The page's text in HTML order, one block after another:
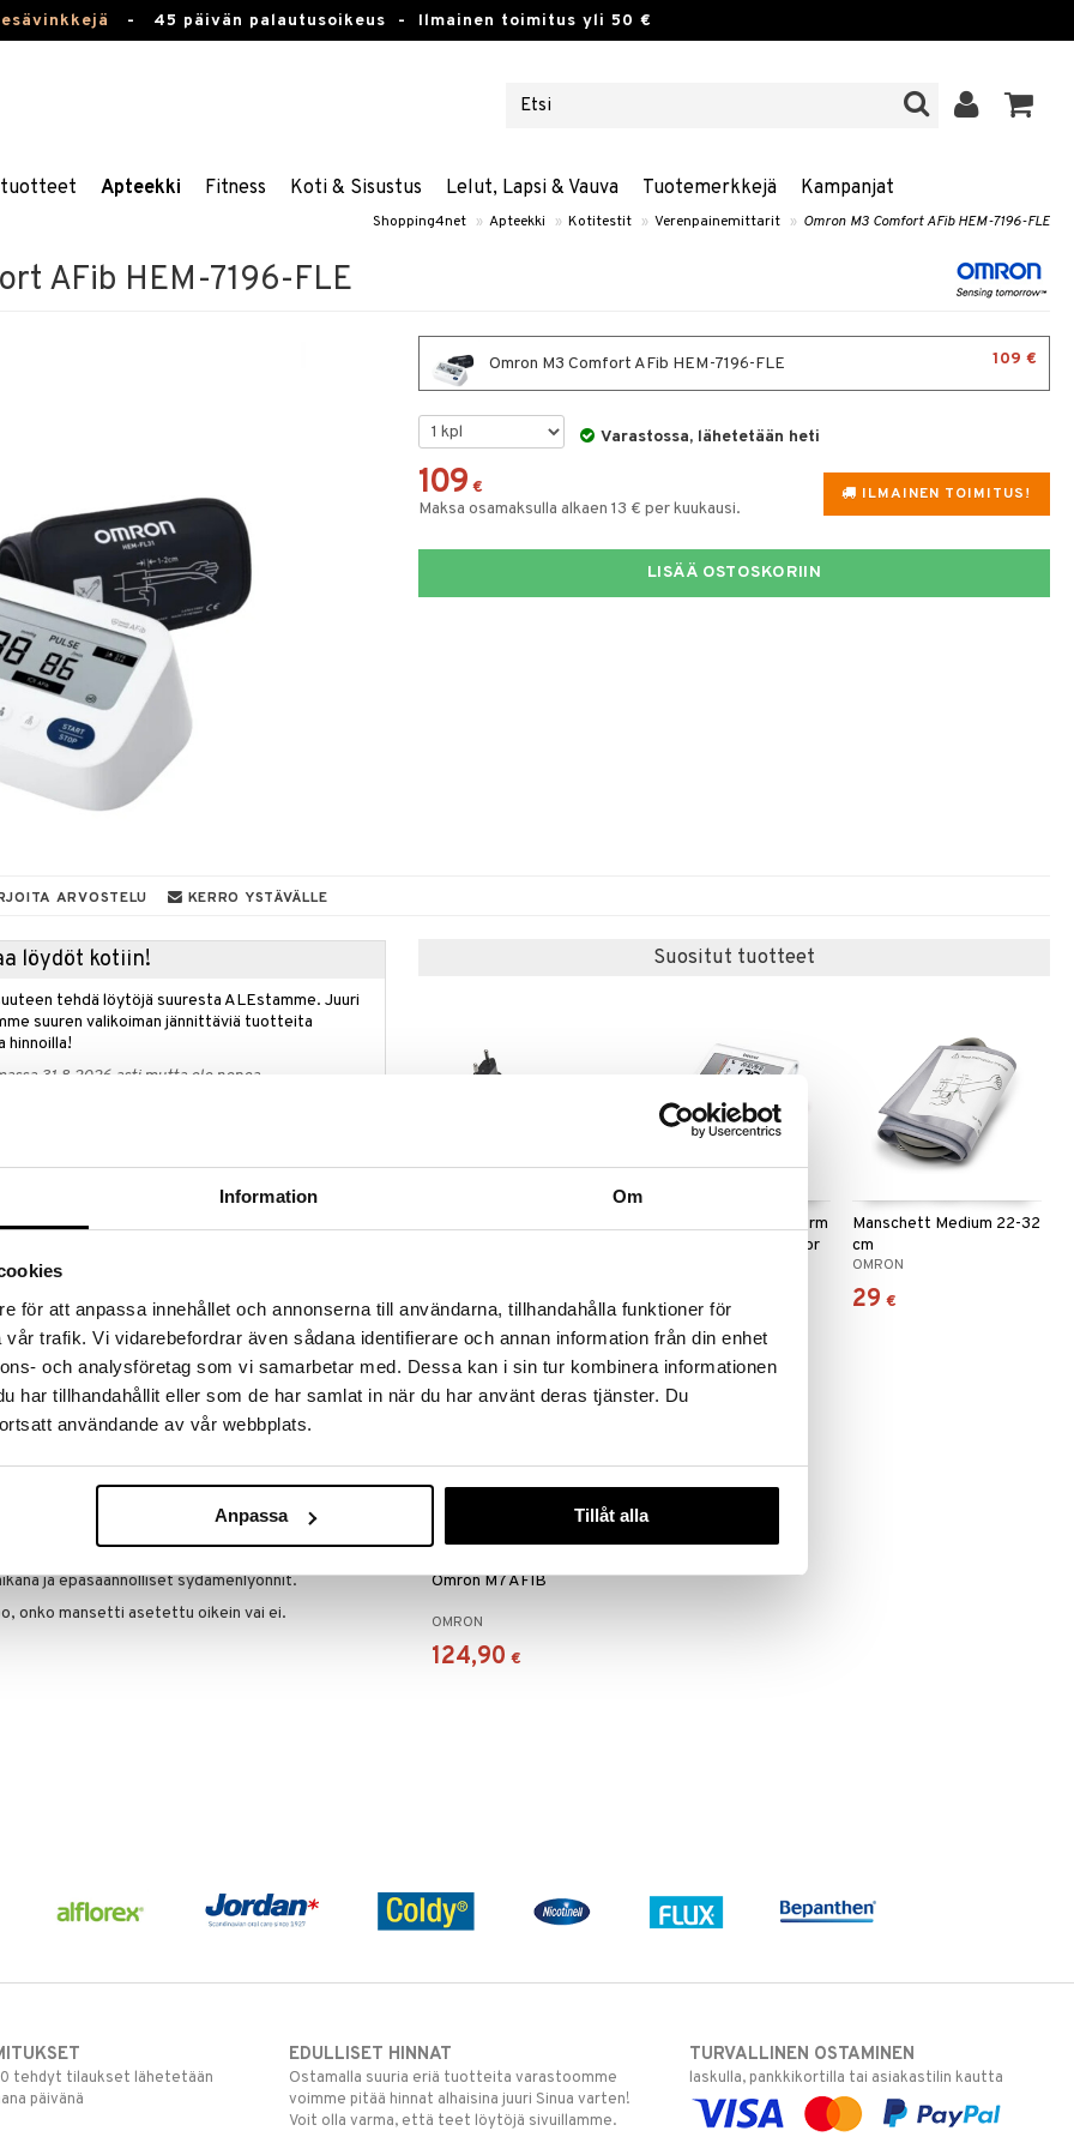
Information Om
för att anpassa innehållet och annonserna till användarna, tillhandahålla funktioner för
trafik. Vi vidarebefordrar även sådana identifierare och annan information från din enhet
och analysföretag som vi samarbetar med. Dessa kan i sin tur kombinera informationen
har tillhandahållit eller som de har samlat in när du har använt deras tjänster. Du
användande av vår webbplats.
Anpassa Tillåt alla
- 45 päivän palautusoikeus - Ilmainen toimitus yli 50 €
Apteekki Fitness Koti & Sisustus Lelut, Lapsi & Vauva Tuotemerkkejä Kampanjat
Shopping4net » Apteekki » Kotitestit » Verenpainemittarit » Omron M3 Comfort AFib HEM-7196-FLE
AFib HEM-7196-FLE
Omron M3 Comfort AFib HEM-7196-FLE 109 €
Varastossa, lähetetään heti
ILMAINEN TOIMITUS!
109 €
Maksa osamaksulla alkaen 13 € per kuukausi.
LISÄÄ OSTOSKORIIN
ARVOSTELU KERRO YSTÄVÄLLE
löydöt kotiin!
tehdä löytöjä suuresta ALEstamme. Juuri
suuren valikoiman jännittäviä tuotteita
hinnoilla!
31.8.2026 asti mutta ole nopea -
turvalliset ja tarkat verenpainemittaukset
rytmit varhain. Sen 3× mittausten
2×60 mittaukselle takaavat luotettavan
terveyden aktiiviseen seurantaan.
erityisen turvallisen mittauksen mittaamalla
ja varoittaa epäsäännöllisistä
mittausta/käyttäjä.
ja epäsäännölliset sydämenlyönnit.
onko mansetti asetettu oikein vai ei.
Suositut tuotteet
16,90 €
Beurer BM 28 Upper Arm
Blood Pressure Monitor
39,90 €
Manschett Medium 22-32
cm
OMRON
29 €
Omron M7 AFIB
OMRON
124,90 €
tehdyt tilaukset lähetetään
päivänä
EDULLISET HINNAT
Ostamalla suuria eriä tuotteita varastoomme
voimme pitää hinnat alhaisina juuri Sinua varten!
Voit olla varma, että teet löytöjä sivuillamme.
TURVALLINEN OSTAMINEN
laskulla, pankkikortilla tai asiakastilin kautta